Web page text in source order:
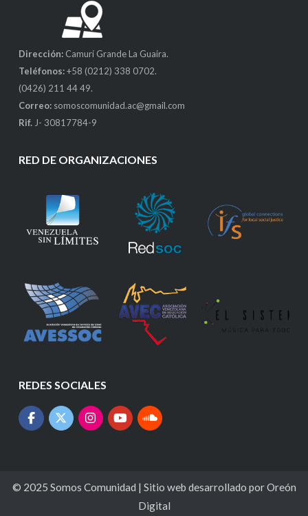
Dirección: Camurí Grande La Guaira.
Teléfonos:+58 (0212) 338 0702.
(0426) 211 44 49.
Correo: somoscomunidad.ac@gmail.com
Rif. J- 30817784-9
RED DE ORGANIZACIONES
REDES SOCIALES
© 2025 Somos Comunidad | Sitio web desarrollado porOreón
Digital